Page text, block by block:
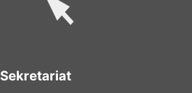
Sekretariat